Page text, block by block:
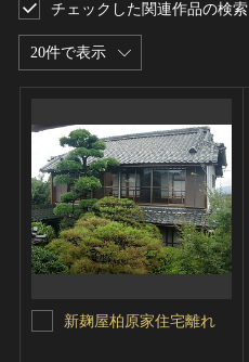
20件で表示
チェックした関連作品の検索
新麹屋柏原家住宅離れ